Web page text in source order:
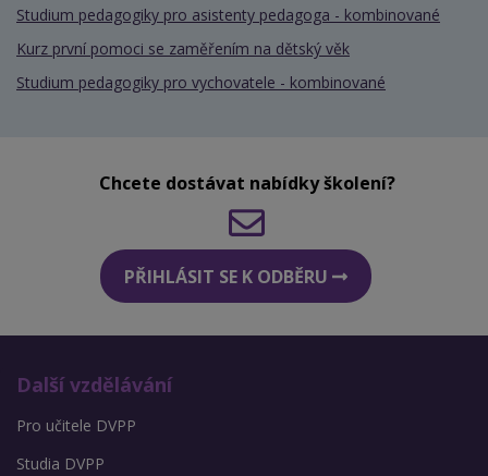
Studium pedagogiky pro asistenty pedagoga - kombinované
Kurz první pomoci se zaměřením na dětský věk
Studium pedagogiky pro vychovatele - kombinované
Chcete dostávat nabídky školení?
PŘIHLÁSIT SE K ODBĚRU
Další vzdělávání
Pro učitele DVPP
Studia DVPP